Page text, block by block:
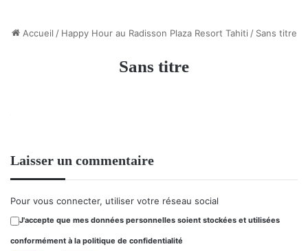
Accueil / Happy Hour au Radisson Plaza Resort Tahiti / Sans titre
Sans titre
Laisser un commentaire
Pour vous connecter, utiliser votre réseau social
J'accepte que mes données personnelles soient stockées et utilisées
conformément à la politique de confidentialité